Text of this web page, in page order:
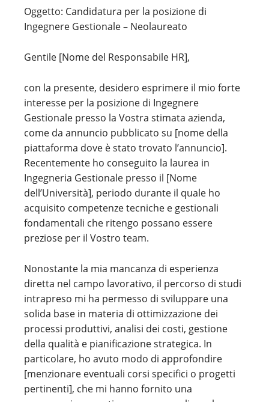
Oggetto: Candidatura per la posizione di
Ingegnere Gestionale – Neolaureato
Gentile [Nome del Responsabile HR],
con la presente, desidero esprimere il mio forte
interesse per la posizione di Ingegnere
Gestionale presso la Vostra stimata azienda,
come da annuncio pubblicato su [nome della
piattaforma dove è stato trovato l’annuncio].
Recentemente ho conseguito la laurea in
Ingegneria Gestionale presso il [Nome
dell’Università], periodo durante il quale ho
acquisito competenze tecniche e gestionali
fondamentali che ritengo possano essere
preziose per il Vostro team.
Nonostante la mia mancanza di esperienza
diretta nel campo lavorativo, il percorso di studi
intrapreso mi ha permesso di sviluppare una
solida base in materia di ottimizzazione dei
processi produttivi, analisi dei costi, gestione
della qualità e pianificazione strategica. In
particolare, ho avuto modo di approfondire
[menzionare eventuali corsi specifici o progetti
pertinenti], che mi hanno fornito una